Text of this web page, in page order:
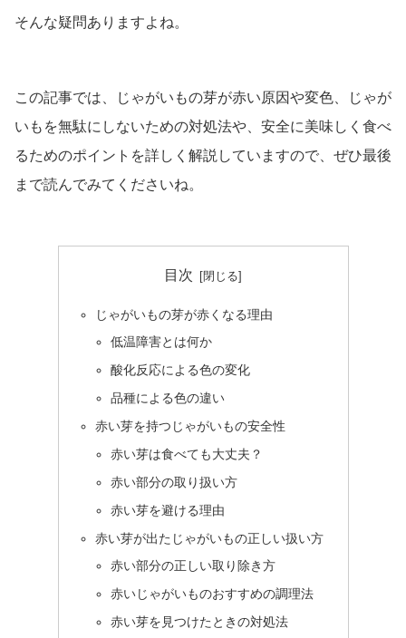
そんな疑問ありますよね。
この記事では、じゃがいもの芽が赤い原因や変色、じゃが
いもを無駄にしないための対処法や、安全に美味しく食べ
るためのポイントを詳しく解説していますので、ぜひ最後
まで読んでみてくださいね。
目次
じゃがいもの芽が赤くなる理由
低温障害とは何か
酸化反応による色の変化
品種による色の違い
赤い芽を持つじゃがいもの安全性
赤い芽は食べても大丈夫？
赤い部分の取り扱い方
赤い芽を避ける理由
赤い芽が出たじゃがいもの正しい扱い方
赤い部分の正しい取り除き方
赤いじゃがいものおすすめの調理法
赤い芽を見つけたときの対処法